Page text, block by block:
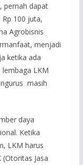
pernah dapat
100 juta,
Agrobisnis
menjadi
ketika ada
LKM
masih
daya
Ketika
LKM harus
(Otoritas Jasa